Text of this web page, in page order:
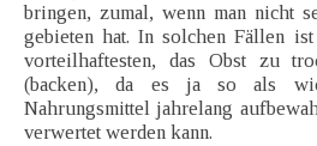
bringen, zumal, wenn man nicht
gebieten hat. In solchen Fällen
vorteilhaftesten, das Obst zu
(backen), da es ja so als
Nahrungsmittel jahrelang
verwertet werden kann.